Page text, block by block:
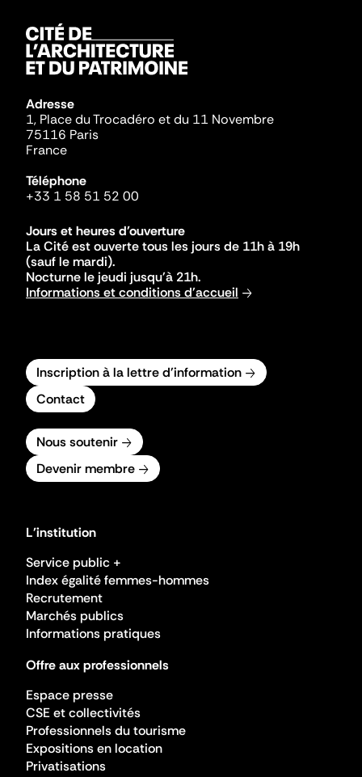
Adresse
1, Place du Trocadéro et du 11 Novembre
75116 Paris
France
Téléphone
+33 1 58 51 52 00
Jours et heures d'ouverture
La Cité est ouverte tous les jours de 11h à 19h
(sauf le mardi).
Nocturne le jeudi jusqu'à 21h.
Informations et conditions d'accueil
Inscription à la lettre d'information
Contact
Nous soutenir
Devenir membre
L'institution
Service public +
Index égalité femmes-hommes
Recrutement
Marchés publics
Informations pratiques
Offre aux professionnels
Espace presse
CSE et collectivités
Professionnels du tourisme
Expositions en location
Privatisations